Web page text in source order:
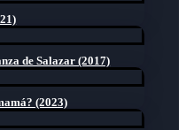
de Salazar (2017)
(2023)